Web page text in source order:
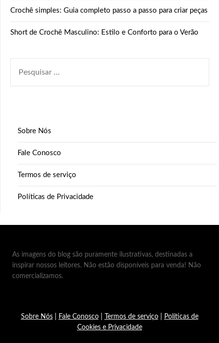
Crochê simples: Guia completo passo a passo para criar peças
Short de Crochê Masculino: Estilo e Conforto para o Verão
POR:
Sobre Nós
Fale Conosco
Termos de serviço
Políticas de Privacidade
As imagens do blog são puramente ilustrativas, destinadas a
inspirar nossos leitores. Não estão disponíveis para venda! Não
comercializamos.
Sobre Nós| Fale Conosco| Termos de serviço|
Políticas de
Cookies e Privacidade